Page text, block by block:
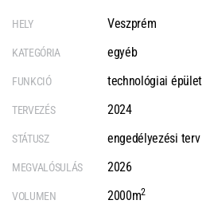
HELY Veszprém
KATEGÓRIA egyéb
FUNKCIÓ technológiai épület
TERVEZÉS 2024
STÁTUSZ engedélyezési terv
MEGVALÓSULÁS 2026
VOLUMEN 2000m2